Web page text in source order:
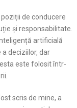
de conducere
și responsabilitate.
artificială
deciziilor, dar
este folosit într-
scris de mine, a